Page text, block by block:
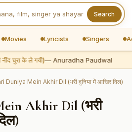
Search
Movies Lyricists Singers
चुरा के ले गयी)— Anuradha Paudwal
Duniya Mein Akhir Dil (भरी दुनिया में आखिर दिल)
Akhir Dil (भरी